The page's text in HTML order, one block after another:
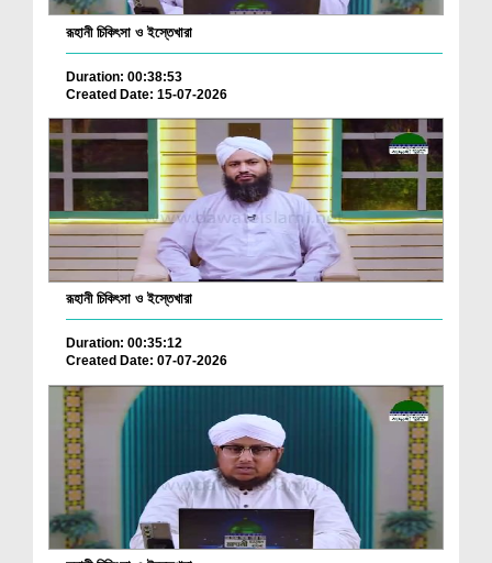
রূহানী চিকিৎসা ও ইস্তেখারা
Duration: 00:38:53
Created Date: 15-07-2026
রূহানী চিকিৎসা ও ইস্তেখারা
Duration: 00:35:12
Created Date: 07-07-2026